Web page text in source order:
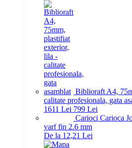
Biblioraft A4,
calitate profesionala, gata
1611 Lei 799 Lei
Carioci Carioca
varf fin 2.6 mm
De la 12,21 Lei